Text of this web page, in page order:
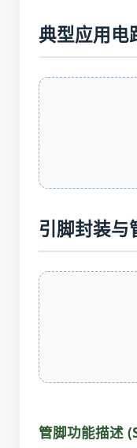
典型应用电
引脚封装与
管脚功能描述